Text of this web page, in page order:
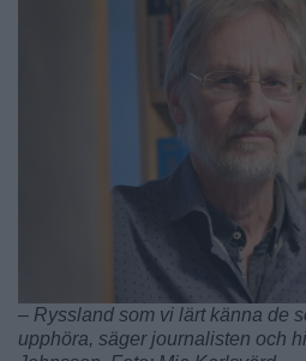
– Ryssland som vi lärt känna de
upphöra, säger journalisten och